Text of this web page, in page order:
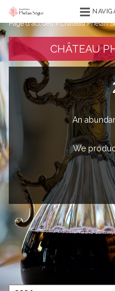
Page d'accueil>Château Phélan
CHÂTEAU
An
We